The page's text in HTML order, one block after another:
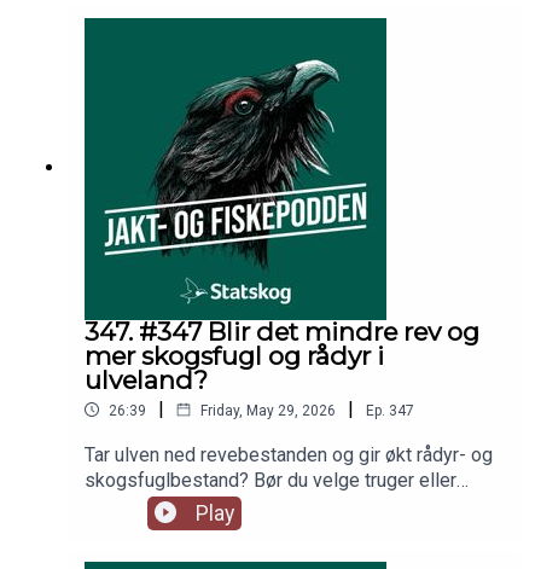
(Statskog), Espen Farstad (NJFF) og Trond
Gunnar Skillingstad (Statskog).
347. #347 Blir det mindre rev og
mer skogsfugl og rådyr i
ulveland?
26:39 | Friday, May 29, 2026 | Ep. 347
Tar ulven ned revebestanden og gir økt rådyr- og
skogsfuglbestand? Bør du velge truger eller
fjellski - eller begge deler? Ukens episode byr
dessuten også på litt bistand til riflekjøp til en
rimelig ivrig tiåring. I studio hører du som vanlig
Play